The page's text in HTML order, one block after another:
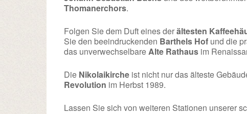
Thomanerchors.
Folgen Sie dem Duft eines derältesten
Sie den beeindruckenden Barthels Hof und die
das unverwechselbareAlte Rathaus im
Die Nikolaikirche ist nicht nur das älteste
Revolution im Herbst 1989.
Lassen Sie sich von weiteren Stationen unserer